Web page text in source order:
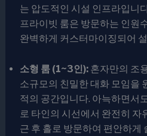
는 압도적인 시설 인프라입니
프라이빗 룸은 방문하는 인원
완벽하게 커스터마이징되어
소형 룸 (1~3인):혼자만의 조
소규모의 친밀한 대화 모임을
적의 공간입니다. 아늑하면서
로 타인의 시선에서 완전히 자
근 후 홀로 방문하여 편안하게